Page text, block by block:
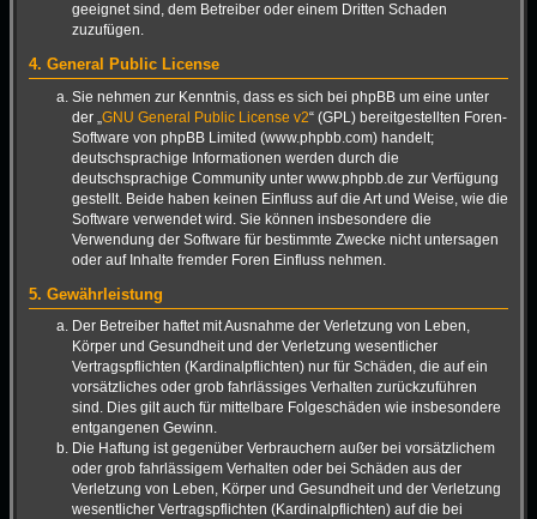
geeignet sind, dem Betreiber oder einem Dritten Schaden
zuzufügen.
4. General Public License
Sie nehmen zur Kenntnis, dass es sich bei phpBB um eine unter
der „ GNU General Public License v2“ (GPL) bereitgestellten Foren-
Software von phpBB Limited (www.phpbb.com) handelt;
deutschsprachige Informationen werden durch die
deutschsprachige Community unter www.phpbb.de zur Verfügung
gestellt. Beide haben keinen Einfluss auf die Art und Weise, wie die
Software verwendet wird. Sie können insbesondere die
Verwendung der Software für bestimmte Zwecke nicht untersagen
oder auf Inhalte fremder Foren Einfluss nehmen.
5. Gewährleistung
Der Betreiber haftet mit Ausnahme der Verletzung von Leben,
Körper und Gesundheit und der Verletzung wesentlicher
Vertragspflichten (Kardinalpflichten) nur für Schäden, die auf ein
vorsätzliches oder grob fahrlässiges Verhalten zurückzuführen
sind. Dies gilt auch für mittelbare Folgeschäden wie insbesondere
entgangenen Gewinn.
Die Haftung ist gegenüber Verbrauchern außer bei vorsätzlichem
oder grob fahrlässigem Verhalten oder bei Schäden aus der
Verletzung von Leben, Körper und Gesundheit und der Verletzung
wesentlicher Vertragspflichten (Kardinalpflichten) auf die bei